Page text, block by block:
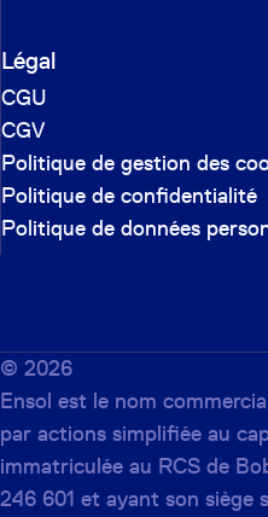
Légal
CGU
CGV
Politique de gestion des
Politique de confidentialité
Politique de données
© 2026
Ensol est le nom
par actions simplifiée au
immatriculée au RCS de
246 601 et ayant son siège